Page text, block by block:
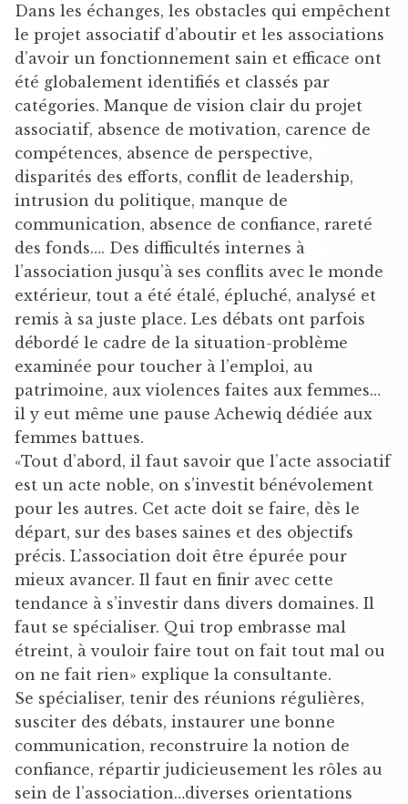
Dans les échanges, les obstacles qui empêchent
le projet associatif d’aboutir et les associations
d’avoir un fonctionnement sain et efficace ont
été globalement identifiés et classés par
catégories. Manque de vision clair du projet
associatif, absence de motivation, carence de
compétences, absence de perspective,
disparités des efforts, conflit de leadership,
intrusion du politique, manque de
communication, absence de confiance, rareté
des fonds…. Des difficultés internes à
l’association jusqu’à ses conflits avec le monde
extérieur, tout a été étalé, épluché, analysé et
remis à sa juste place. Les débats ont parfois
débordé le cadre de la situation-problème
examinée pour toucher à l’emploi, au
patrimoine, aux violences faites aux femmes…
il y eut même une pause Achewiq dédiée aux
femmes battues.
«Tout d’abord, il faut savoir que l’acte associatif
est un acte noble, on s’investit bénévolement
pour les autres. Cet acte doit se faire, dès le
départ, sur des bases saines et des objectifs
précis. L’association doit être épurée pour
mieux avancer. Il faut en finir avec cette
tendance à s’investir dans divers domaines. Il
faut se spécialiser. Qui trop embrasse mal
étreint, à vouloir faire tout on fait tout mal ou
on ne fait rien» explique la consultante.
Se spécialiser, tenir des réunions régulières,
susciter des débats, instaurer une bonne
communication, reconstruire la notion de
confiance, répartir judicieusement les rôles au
sein de l’association…diverses orientations